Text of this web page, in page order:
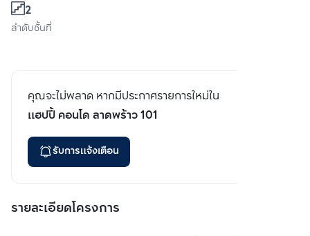
2
ลำดับชั้นที่
คุณจะไม่พลาด หากมีประกาศรายการใหม่ใน
แฮปปี้ คอนโด ลาดพร้าว 101
รับการแจ้งเตือน
รายละเอียดโครงการ